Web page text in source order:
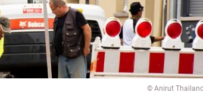
© Anirut